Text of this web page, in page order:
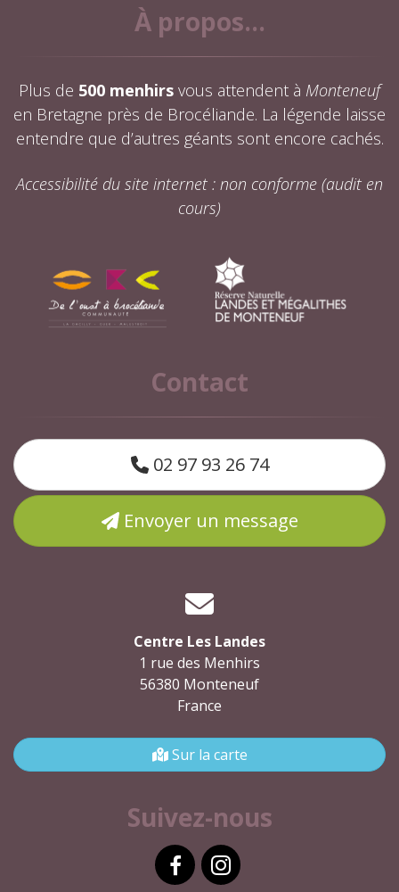
À propos...
Plus de 500 menhirs vous attendent à Monteneuf
en Bretagne près de Brocéliande. La légende laisse
entendre que d’autres géants sont encore cachés.
Accessibilité du site internet : non conforme (audit en
cours)
Contact
02 97 93 26 74
Envoyer un message
Centre Les Landes
1 rue des Menhirs
56380 Monteneuf
France
Sur la carte
Suivez-nous